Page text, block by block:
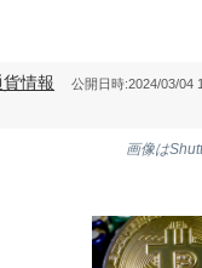
情報 公開日時:2024/03/04
画像は